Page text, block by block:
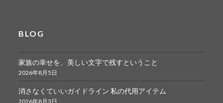
BLOG
家族の幸せを、美しい文字で残すということ
2026年8月5日
消さなくていいガイドライン 私の代用アイテム
2026年8月3日